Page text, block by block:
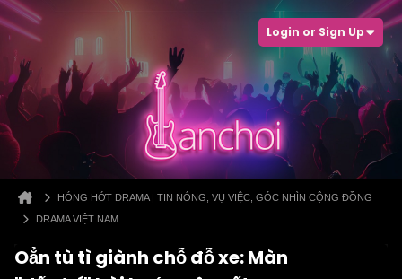
Login or Sign Up
HÓNG HỚT DRAMA | TIN NÓNG, VỤ VIỆC, GÓC NHÌN CỘNG ĐỒNG
DRAMA VIỆT NAM
Oẳn tù tì giành chỗ đỗ xe: Màn